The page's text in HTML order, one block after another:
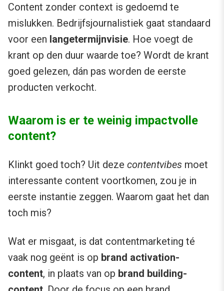
Content zonder context is gedoemd te
mislukken. Bedrijfsjournalistiek gaat standaard
voor een langetermijnvisie. Hoe voegt de
krant op den duur waarde toe? Wordt de krant
goed gelezen, dán pas worden de eerste
producten verkocht.
Waarom is er te weinig impactvolle
content?
Klinkt goed toch? Uit deze contentvibes moet
interessante content voortkomen, zou je in
eerste instantie zeggen. Waarom gaat het dan
toch mis?
Wat er misgaat, is dat contentmarketing té
vaak nog geënt is op brand activation-
content, in plaats van op brand building-